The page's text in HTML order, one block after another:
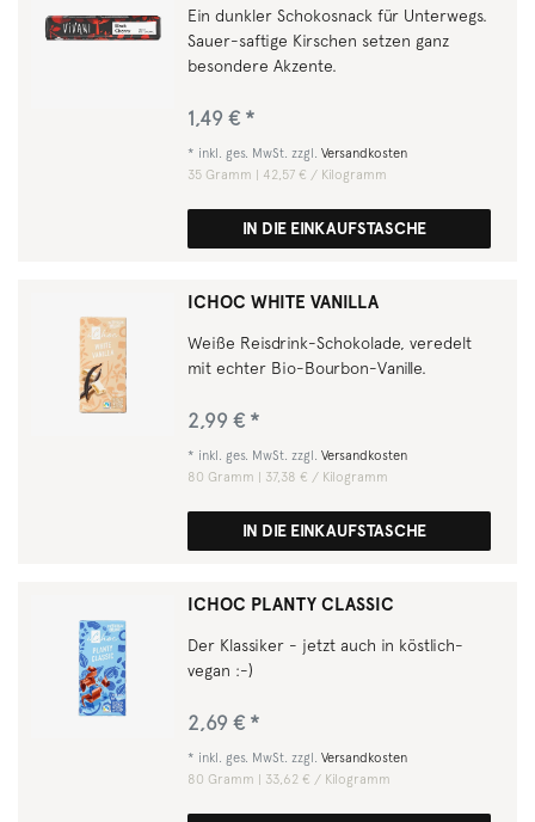
Ein dunkler Schokosnack für Unterwegs.
Sauer-saftige Kirschen setzen ganz
besondere Akzente.
1,49 € *
* inkl. ges. MwSt. zzgl.Versandkosten
35 Gramm | 42,57 € / Kilogramm
IN DIE EINKAUFSTASCHE
ICHOC WHITE VANILLA
Weiße Reisdrink-Schokolade, veredelt
mit echter Bio-Bourbon-Vanille.
2,99 € *
* inkl. ges. MwSt. zzgl.Versandkosten
80 Gramm | 37,38 € / Kilogramm
IN DIE EINKAUFSTASCHE
ICHOC PLANTY CLASSIC
Der Klassiker - jetzt auch in köstlich-
vegan :-)
2,69 € *
* inkl. ges. MwSt. zzgl.Versandkosten
80 Gramm | 33,62 € / Kilogramm